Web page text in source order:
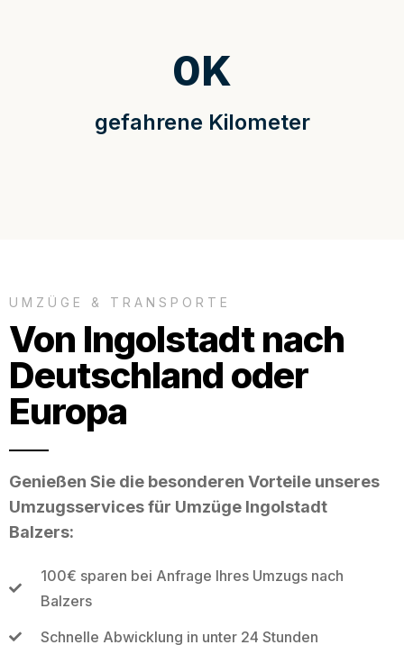
gefahrene Kilometer
0K
UMZÜGE & TRANSPORTE
Von Ingolstadt nach
Deutschland oder
Europa
Genießen Sie die besonderen Vorteile unseres
Umzugsservices für Umzüge Ingolstadt
Balzers:
100€ sparen bei Anfrage Ihres Umzugs nach
Balzers
Schnelle Abwicklung in unter 24 Stunden